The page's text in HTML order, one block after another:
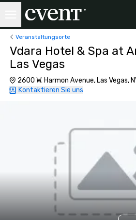
Veranstaltungsorte
Vdara Hotel & Spa at
Las Vegas
2600 W. Harmon Avenue, Las Vegas,
Kontaktieren Sie uns